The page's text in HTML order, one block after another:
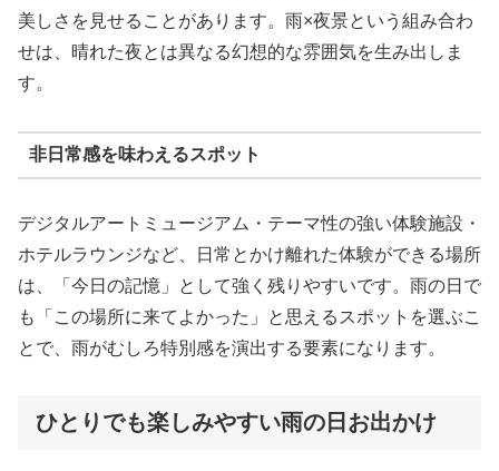
美しさを見せることがあります。雨×夜景という組み合わ
せは、晴れた夜とは異なる幻想的な雰囲気を生み出しま
す。
非日常感を味わえるスポット
デジタルアートミュージアム・テーマ性の強い体験施設・
ホテルラウンジなど、日常とかけ離れた体験ができる場所
は、「今日の記憶」として強く残りやすいです。雨の日で
も「この場所に来てよかった」と思えるスポットを選ぶこ
とで、雨がむしろ特別感を演出する要素になります。
ひとりでも楽しみやすい雨の日お出かけ